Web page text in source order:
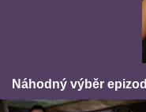
Náhodný výběr epizod